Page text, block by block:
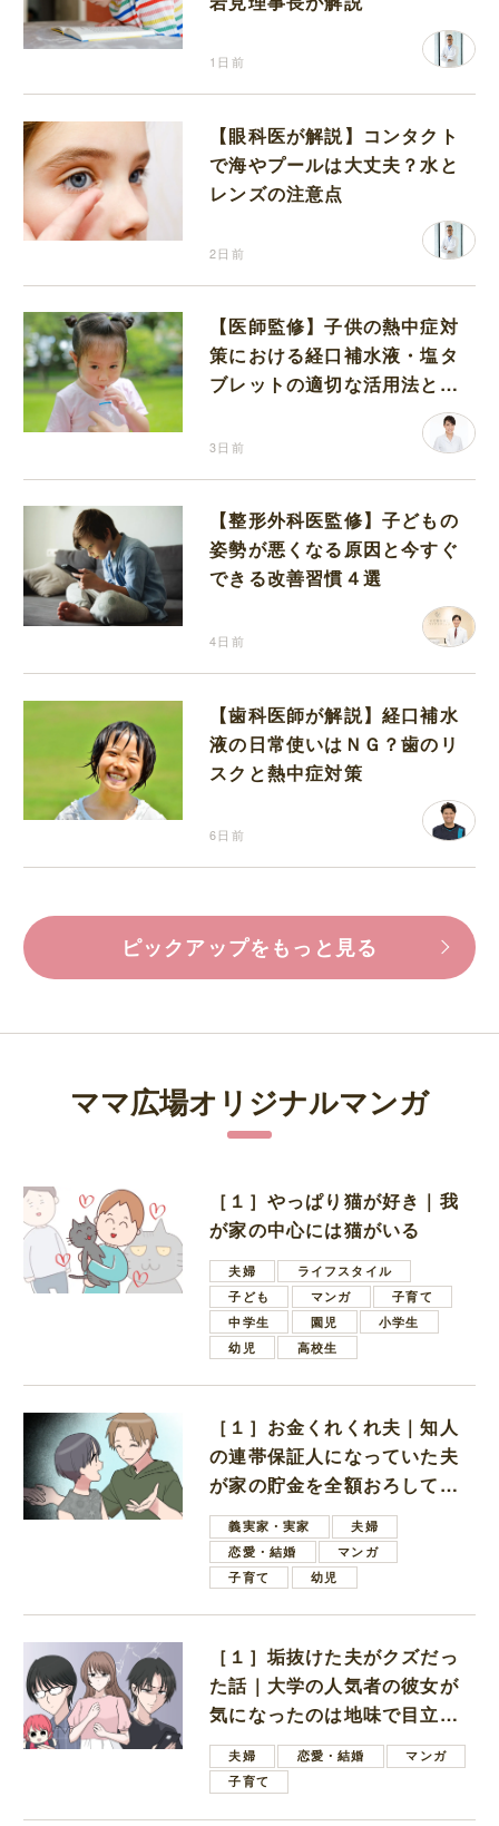
1日前
【眼科医が解説】コンタクト
で海やプールは大丈夫？水と
レンズの注意点
2日前
【医師監修】子供の熱中症対
策における経口補水液・塩タ
ブレットの適切な活用法と水
3日前
【整形外科医監修】子どもの
姿勢が悪くなる原因と今すぐ
できる改善習慣４選
4日前
【歯科医師が解説】経口補水
液の日常使いはＮＧ？歯のリ
スクと熱中症対策
6日前
ピックアップをもっと見る
ママ広場オリジナルマンガ
［１］やっぱり猫が好き｜我
が家の中心には猫がいる
夫婦
ライフスタイル
子ども
マンガ
子育て
中学生
園児
小学生
幼児
高校生
［１］お金くれくれ夫｜知人
の連帯保証人になっていた夫
が家の貯金を全額おろしてほ
しいと言ってきた
義実家・実家
夫婦
恋愛・結婚
マンガ
子育て
幼児
［１］垢抜けた夫がクズだっ
た話｜大学の人気者の彼女が
気になったのは地味で目立た
ない男子学生
夫婦 恋愛・結婚
マンガ
子育て